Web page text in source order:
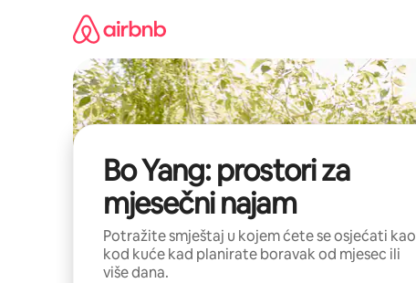
Bo Yang: prostori za
mjesečni najam
Potražite smještaj u kojem ćete se osjećati kao
kod kuće kad planirate boravak od mjesec ili
više dana.